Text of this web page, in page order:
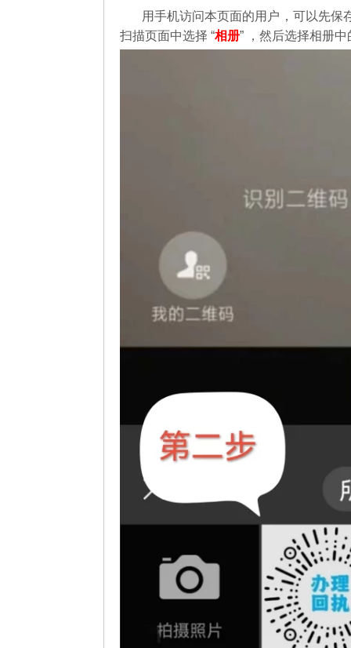
用手机访问本页面的用户，可以先保
扫描页面中选择 “相册” ，然后选择相册